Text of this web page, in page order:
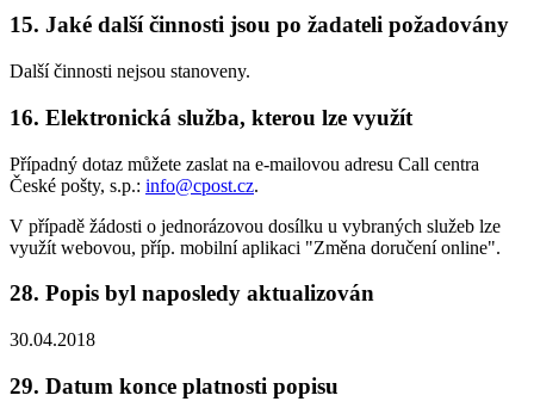
15. Jaké další činnosti jsou po žadateli požadovány
Další činnosti nejsou stanoveny.
16. Elektronická služba, kterou lze využít
Případný dotaz můžete zaslat na e-mailovou adresu Call centra
České pošty, s.p.: info@cpost.cz.
V případě žádosti o jednorázovou dosílku u vybraných služeb lze
využít webovou, příp. mobilní aplikaci "Změna doručení online".
28. Popis byl naposledy aktualizován
30.04.2018
29. Datum konce platnosti popisu